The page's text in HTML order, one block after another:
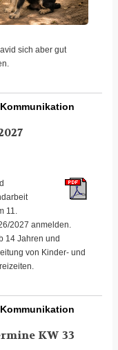
sich aber gut
11.
2027 anmelden.
14 Jahren und
von Kinder- und
KW 33